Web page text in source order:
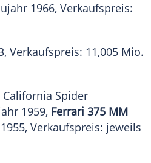
1966, Verkaufspreis:
Verkaufspreis: 11,005 Mio.
Spider
1959, Ferrari 375 MM
Verkaufspreis: jeweils